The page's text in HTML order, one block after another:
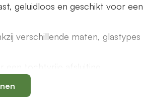
geluidloos en geschikt voor een
verschillende maten, glastypes